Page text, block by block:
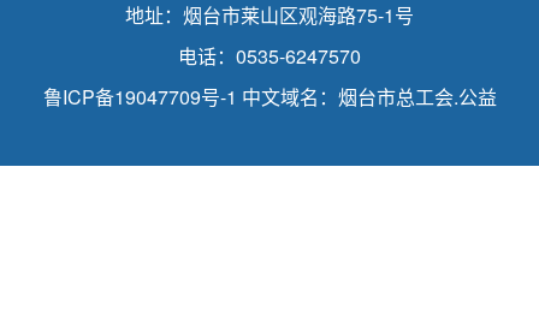
地址：烟台市莱山区观海路75-1号
电话：0535-6247570
鲁ICP备19047709号-1 中文域名：烟台市总工会.公益